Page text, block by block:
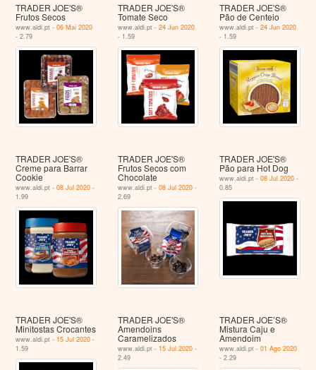
TRADER JOE'S®
Frutos Secos
www.aldi.pt -06 Mai 2020
- 2.79
TRADER JOE'S®
Tomate Seco
www.aldi.pt - 24 Jun 2020
- 1.59
TRADER JOE'S®
Pão de Centeio
www.aldi.pt -24 Jun 2020
- 1.59
TRADER JOE'S®
Creme para Barrar
Cookie
www.aldi.pt -08 Jul 2020 -
1.99
TRADER JOE'S®
Frutos Secos com
Chocolate
www.aldi.pt - 08 Jul 2020-
2.69
TRADER JOE'S®
Pão para Hot Dog
www.aldi.pt -08 Jul 2020 -
0.85
TRADER JOE'S®
Minitostas Crocantes
www.aldi.pt - 15 Jul 2020 -
1.59
TRADER JOE'S®
Amendoins
Caramelizados
www.aldi.pt - 15 Jul 2020-
2.49
TRADER JOE’S®
Mistura Caju e
Amendoim
www.aldi.pt -01 Ago 2020
- 2.29